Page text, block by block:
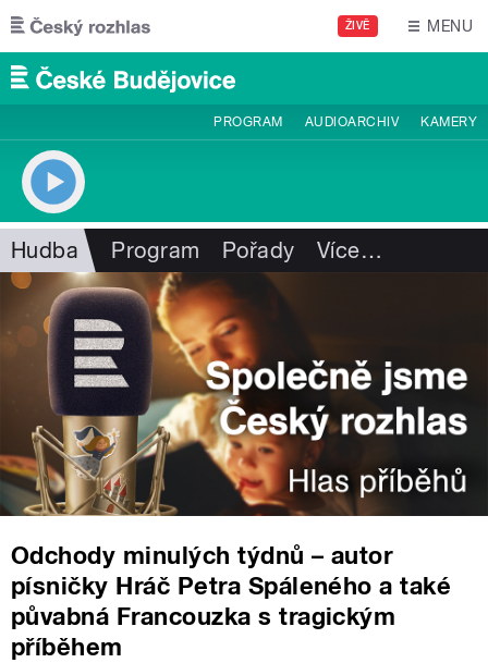
Přejít k hlavnímu obsahu
ŽIVĚ MENU
PROGRAM AUDIOARCHIV KAMERY
Hudba Program Pořady Více…
Odchody minulých týdnů – autor
písničky Hráč Petra Spáleného a také
půvabná Francouzka s tragickým
příběhem